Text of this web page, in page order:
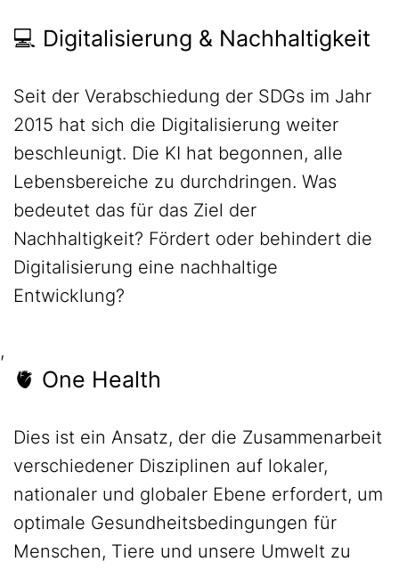
💻 Digitalisierung & Nachhaltigkeit
Seit der Verabschiedung der SDGs im Jahr
2015 hat sich die Digitalisierung weiter
beschleunigt. Die KI hat begonnen, alle
Lebensbereiche zu durchdringen. Was
bedeutet das für das Ziel der
Nachhaltigkeit? Fördert oder behindert die
Digitalisierung eine nachhaltige
Entwicklung?
,
🫀 One Health
Dies ist ein Ansatz, der die Zusammenarbeit
verschiedener Disziplinen auf lokaler,
nationaler und globaler Ebene erfordert, um
optimale Gesundheitsbedingungen für
Menschen, Tiere und unsere Umwelt zu